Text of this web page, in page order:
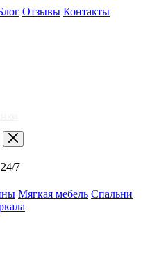
Отзывы Контакты
7
Мягкая мебель Спальни